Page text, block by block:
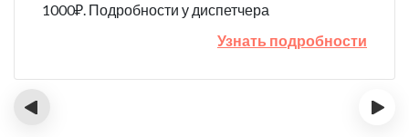
1000₽. Подробности у диспетчера
Узнать подробности
‹ ›